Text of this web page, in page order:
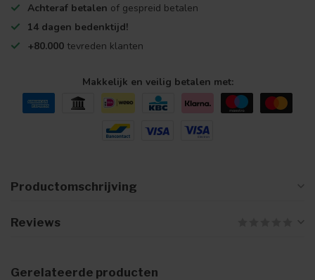
Achteraf betalen of gespreid betalen
14 dagen bedenktijd!
+80.000 tevreden klanten
Makkelijk en veilig betalen met:
Productomschrijving
Reviews
Gerelateerde producten